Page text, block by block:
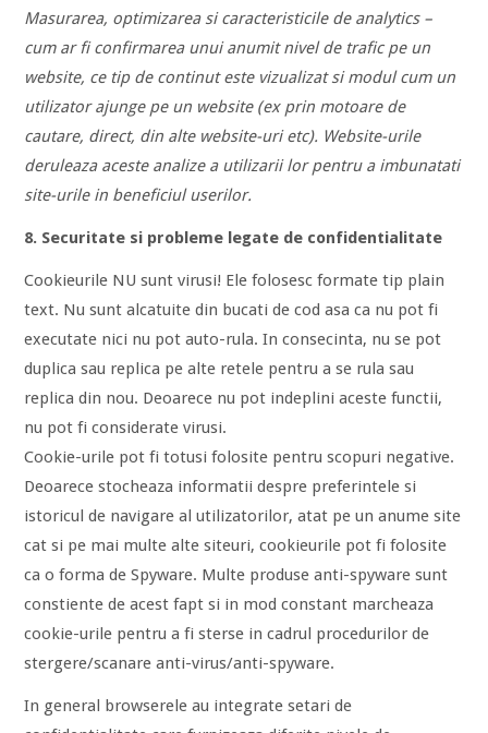
Masurarea, optimizarea si caracteristicile de analytics –
cum ar fi confirmarea unui anumit nivel de trafic pe un
website, ce tip de continut este vizualizat si modul cum un
utilizator ajunge pe un website (ex prin motoare de
cautare, direct, din alte website-uri etc). Website-urile
deruleaza aceste analize a utilizarii lor pentru a imbunatati
site-urile in beneficiul userilor.
8. Securitate si probleme legate de confidentialitate
Cookieurile NU sunt virusi! Ele folosesc formate tip plain
text. Nu sunt alcatuite din bucati de cod asa ca nu pot fi
executate nici nu pot auto-rula. In consecinta, nu se pot
duplica sau replica pe alte retele pentru a se rula sau
replica din nou. Deoarece nu pot indeplini aceste functii,
nu pot fi considerate virusi.
Cookie-urile pot fi totusi folosite pentru scopuri negative.
Deoarece stocheaza informatii despre preferintele si
istoricul de navigare al utilizatorilor, atat pe un anume site
cat si pe mai multe alte siteuri, cookieurile pot fi folosite
ca o forma de Spyware. Multe produse anti-spyware sunt
constiente de acest fapt si in mod constant marcheaza
cookie-urile pentru a fi sterse in cadrul procedurilor de
stergere/scanare anti-virus/anti-spyware.
In general browserele au integrate setari de